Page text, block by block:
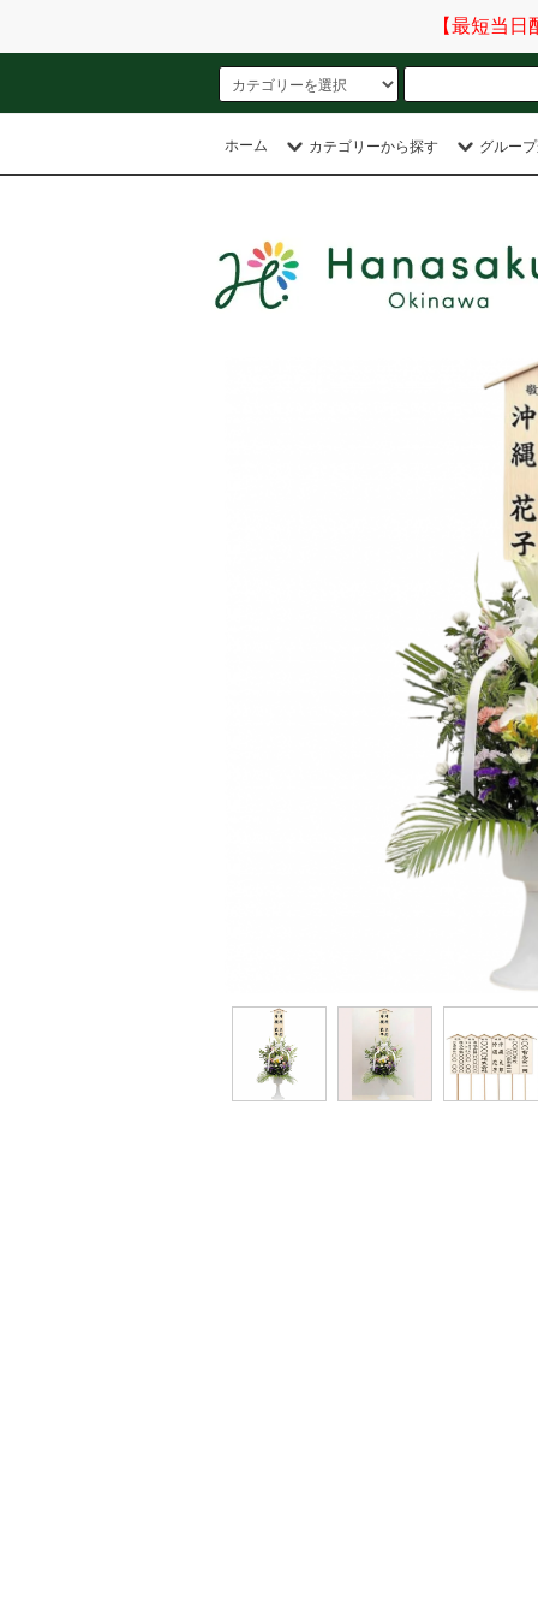
【最短当
ホーム カテゴリーから探す グルー